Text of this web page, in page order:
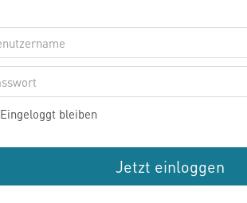
Eingeloggt bleiben
Jetzt einloggen